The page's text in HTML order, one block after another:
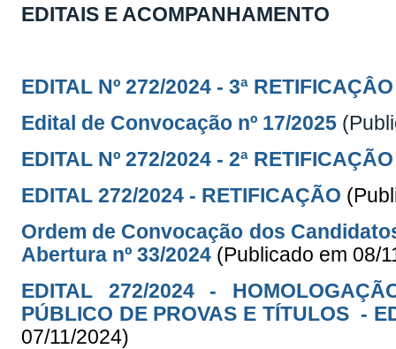
EDITAIS E ACOMPANHAMENTO
EDITAL Nº 272/2024 -3ª RETIFICAÇÂO
Edital de Convocação nº 17/2025
EDITAL Nº 272/2024 - 2ª RETIFICAÇÃO
EDITAL 272/2024 - RETIFICAÇÃO
Ordem de Convocação dos
Abertura nº 33/2024 (Publicado em 08/
EDITAL 272/2024 -
PÚBLICO DE PROVAS E TÍTULOS -
07/11/2024)